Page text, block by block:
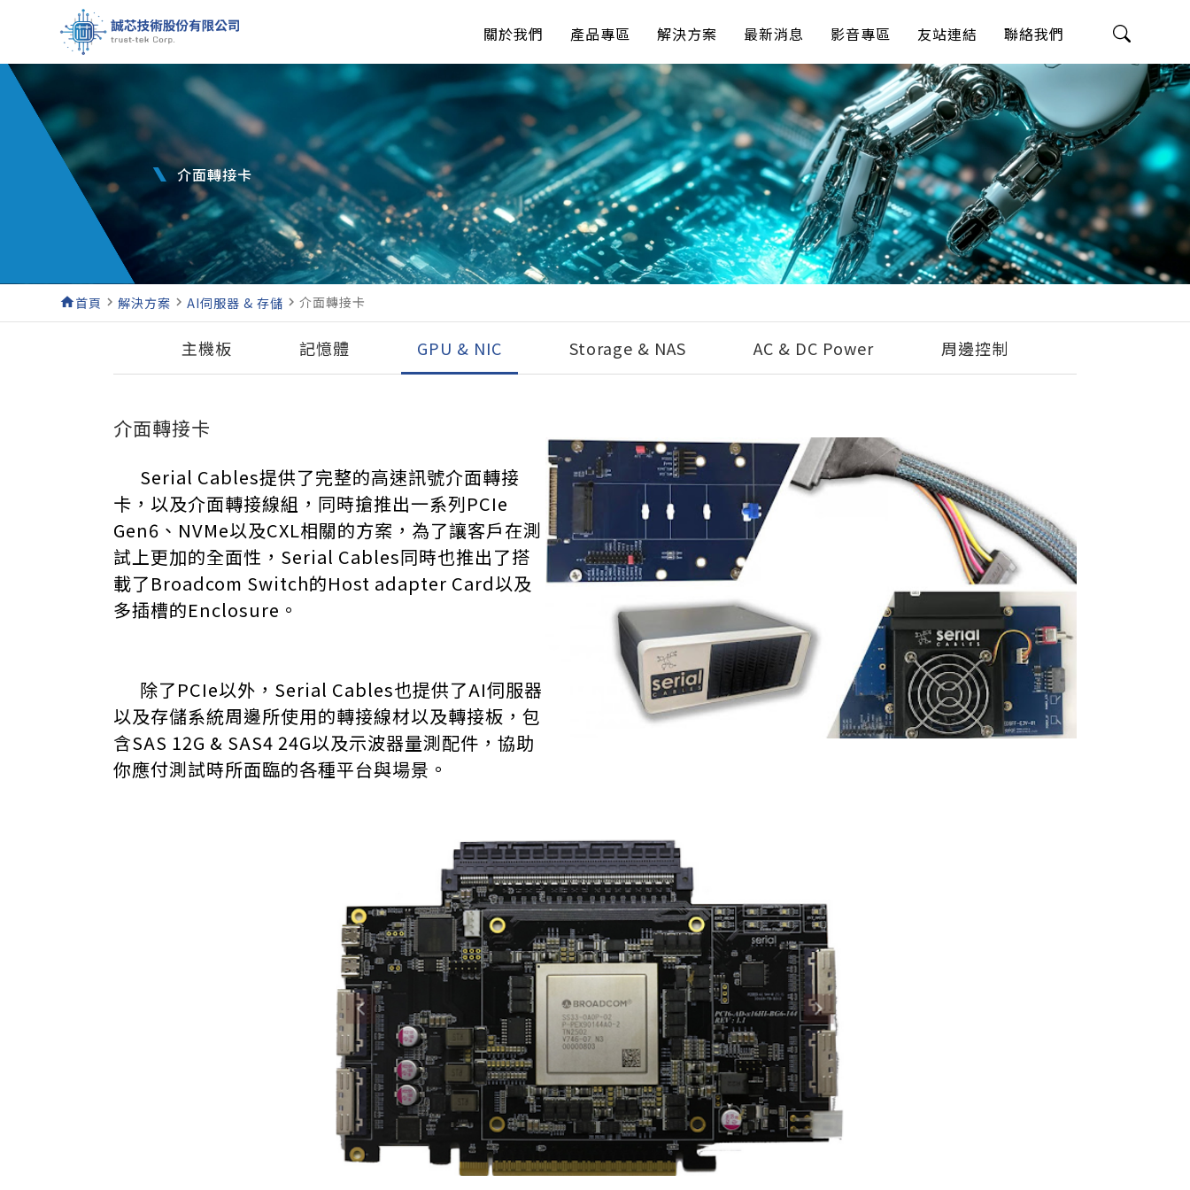
關於我們 產品專區 解決方案 最新消息 影音專區 友站連結 聯絡我們
介面轉接卡
home首頁 navigate_next解決方案 navigate_next AI伺服器 & 存儲 navigate_next介面轉接卡
主機板 記憶體 GPU & NIC Storage & NAS AC & DC Power 周邊控制
介面轉接卡
Serial Cables提供了完整的高速訊號介面轉接
卡，以及介面轉接線組，同時搶推出一系列PCIe
Gen6、NVMe以及CXL相關的方案，為了讓客戶在測
試上更加的全面性，Serial Cables同時也推出了搭
載了Broadcom Switch的Host adapter Card以及
多插槽的Enclosure。
除了PCIe以外，Serial Cables也提供了AI伺服器
以及存儲系統周邊所使用的轉接線材以及轉接板，包
含SAS 12G & SAS4 24G以及示波器量測配件，協助
你應付測試時所面臨的各種平台與場景。